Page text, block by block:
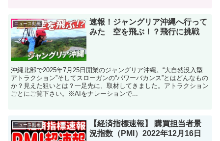
ニュース動画
速報！ジャングリア沖縄へ行って
みた 空を飛ぶ！？飛行に挑戦
沖縄北部で2025年7月25日開業のジャングリア沖縄。“大自然没入型
アトラクション”そしてスローガンの“パワーバカンス”とはどんなもの
か？見えた狙いとは？一足先に、取材してきました。アトラクション
ごとにご覧下さい。※AIをナレーションで...
ニュース動画
【経済指標速報】 購買担当者景
況指数（PMI）2022年12月16日